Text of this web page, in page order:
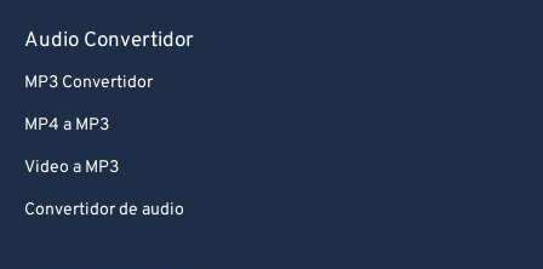
Audio Convertidor
MP3 Convertidor
MP4 a MP3
Video a MP3
Convertidor de audio